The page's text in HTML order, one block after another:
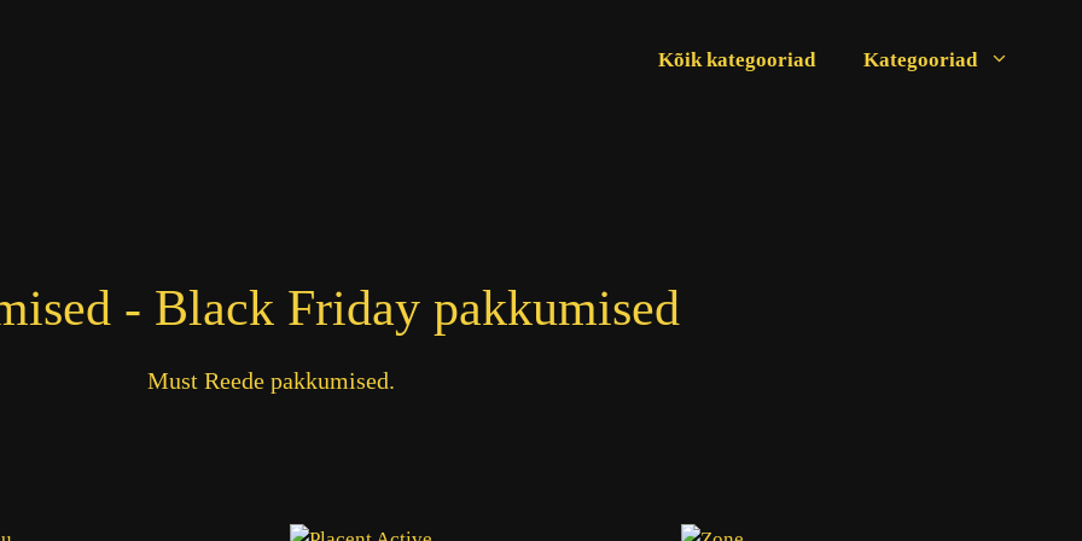
Kõik kategooriad Kategooriad
- Black Friday pakkumised
Must Reede pakkumised.